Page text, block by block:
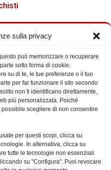
sulla privacy
può memorizzare o recuperare
sotto forma di cookie.
su di te, le tue preferenze o il tuo
per far funzionare il sito secondo
non ti identificano direttamente,
più personalizzata. Poiché
scegliere di non consentire
per questi scopi, clicca su
In alternativa, clicca su
tutte le tecnologie non essenziali.
su "Configura". Puoi revocare